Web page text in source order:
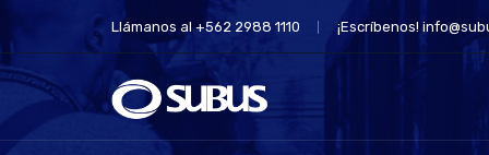
Llámanos al +562 2988 1110 ¡Escríbenos!